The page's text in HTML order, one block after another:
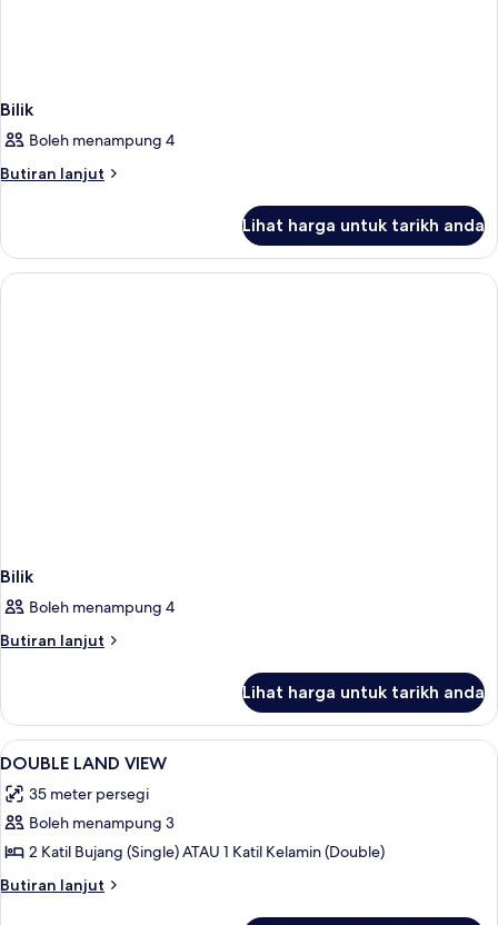
Bilik
Boleh menampung 4
Butiran lanjut
Butiran
Lihat harga untuk tarikh anda
Bilik
Boleh menampung 4
Butiran lanjut
Butiran
Lihat harga untuk tarikh anda
Lihat
semua
foto
untuk
DOUBLE
LAND
Bar mini percuma, peti besi dalam
4
DOUBLE LAND VIEW
35 meter persegi
Boleh menampung 3
2 Katil Bujang (Single) ATAU 1 Katil Kelamin (Double)
Butiran lanjut
Butiran